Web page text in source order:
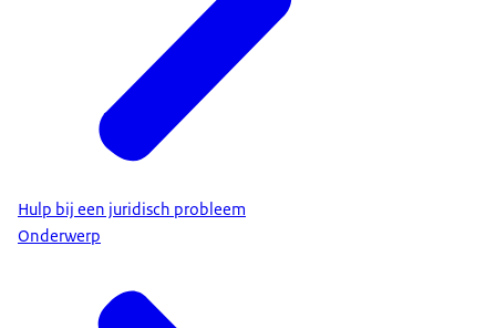
Hulp bij een juridisch probleem
Onderwerp